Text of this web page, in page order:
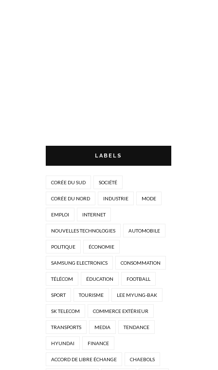
LABELS
CORÉE DU SUD SOCIÉTÉ
CORÉE DU NORD INDUSTRIE MODE
EMPLOI INTERNET
NOUVELLES TECHNOLOGIES AUTOMOBILE
POLITIQUE ÉCONOMIE
SAMSUNG ELECTRONICS CONSOMMATION
TÉLÉCOM ÉDUCATION FOOTBALL
SPORT TOURISME LEE MYUNG-BAK
SK TELECOM COMMERCE EXTÉRIEUR
TRANSPORTS MEDIA TENDANCE
HYUNDAI FINANCE
ACCORD DE LIBRE ÉCHANGE CHAEBOLS